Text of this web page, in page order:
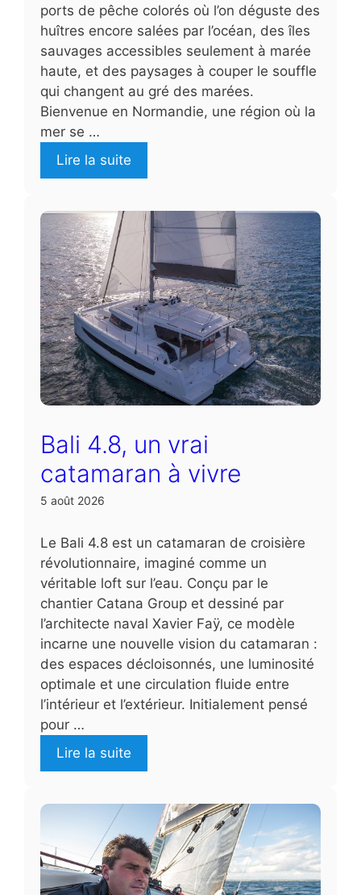
ports de pêche colorés où l’on déguste des
huîtres encore salées par l’océan, des îles
sauvages accessibles seulement à marée
haute, et des paysages à couper le souffle
qui changent au gré des marées.
Bienvenue en Normandie, une région où la
mer se …
Lire la suite
Bali 4.8, un vrai
catamaran à vivre
5 août 2026
Le Bali 4.8 est un catamaran de croisière
révolutionnaire, imaginé comme un
véritable loft sur l’eau. Conçu par le
chantier Catana Group et dessiné par
l’architecte naval Xavier Faÿ, ce modèle
incarne une nouvelle vision du catamaran :
des espaces décloisonnés, une luminosité
optimale et une circulation fluide entre
l’intérieur et l’extérieur. Initialement pensé
pour …
Lire la suite